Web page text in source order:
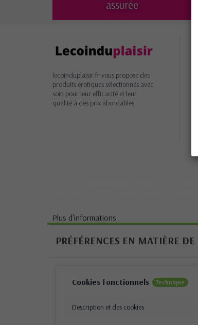
assurée
lecoinduplaisir.fr vous propose des
produits érotiques sélectionnés avec
soin pour leur efficacité et leur
qualité à des prix abordables.
Plus d'informations
PRÉFÉRENCES EN MATIÈRE
Cookies fonctionnels Technique
Description et des cookies